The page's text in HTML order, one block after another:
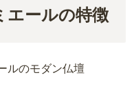
エールの特徴